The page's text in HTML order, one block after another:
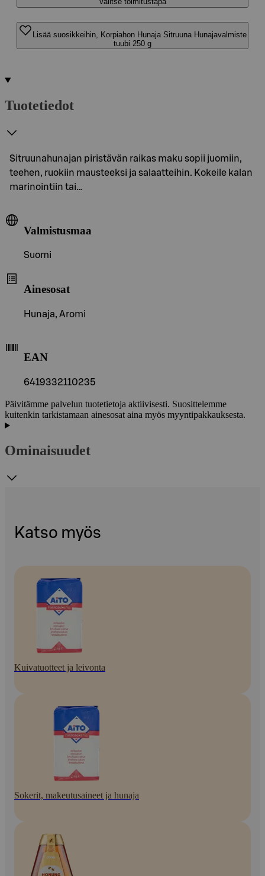
Lisää suosikkeihin, Korpiahon Hunaja Sitruuna Hunajavalmiste
tuubi 250 g
Tuotetiedot
Sitruunahunajan piristävän raikas maku sopii juomiin,
teehen, ruokiin mausteeksi ja salaatteihin. Kokeile kalan
marinointiin tai…
Valmistusmaa
Suomi
Ainesosat
Hunaja, Aromi
EAN
6419332110235
Päivitämme palvelun tuotetietoja aktiivisesti. Suosittelemme
kuitenkin tarkistamaan ainesosat aina myös myyntipakkauksesta.
Ominaisuudet
Katso myös
Kuivatuotteet ja leivonta
Sokerit, makeutusaineet ja hunaja